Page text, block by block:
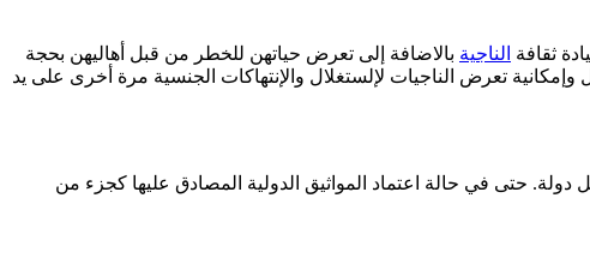
ثقافة الناجية بالاضافة إلى تعرض حياتهن للخطر من قبل أهاليهن بحجة
تعرض الناجيات لإلستغلال والإنتهاكات الجنسية مرة أخرى على يد
دولة. حتى في حالة اعتماد المواثيق الدولية المصادق عليها كجزء من